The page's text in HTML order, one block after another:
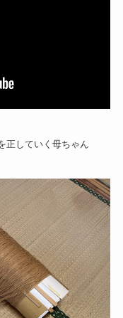
正していく母ちゃん